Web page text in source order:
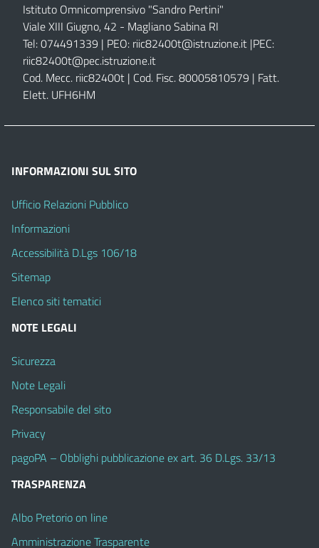
Istituto Omnicomprensivo "Sandro Pertini"
Viale XIII Giugno, 42 - Magliano Sabina RI
Tel: 074491339 | PEO: riic82400t@istruzione.it |PEC:
riic82400t@pec.istruzione.it
Cod. Mecc. riic82400t | Cod. Fisc. 80005810579 | Fatt.
Elett. UFH6HM
INFORMAZIONI SUL SITO
Ufficio Relazioni Pubblico
Informazioni
Accessibilità D.Lgs 106/18
Sitemap
Elenco siti tematici
NOTE LEGALI
Sicurezza
Note Legali
Responsabile del sito
Privacy
pagoPA – Obblighi pubblicazione ex art. 36 D.Lgs. 33/13
TRASPARENZA
Albo Pretorio on line
Amministrazione Trasparente